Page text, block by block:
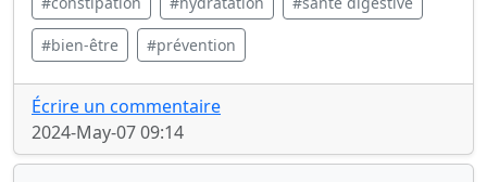
#bien-être #prévention
Écrire un commentaire
2024-May-07 09:14